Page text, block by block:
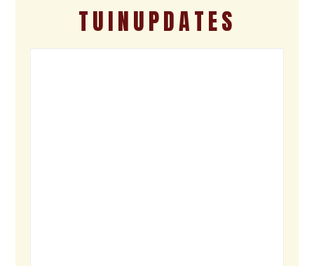
TUINUPDATES